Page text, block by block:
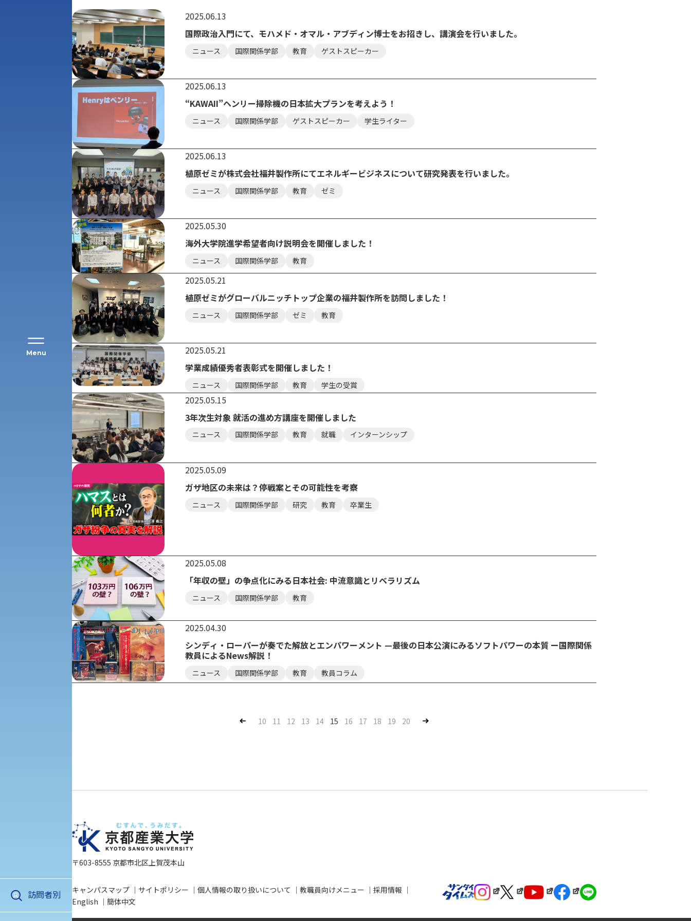
Menu
アクセス
一般選抜入試［中期日程］
共通テスト利用入試[前期][後期]
科目等履修生・聴講生募集
外国人留学生の入学
キャンパス・施設の見学について
社会安全・警察学研究所
の方へ 学外機関向け
訪問者別
アクセス
資料請求 お問い合わせ
2025.06.13
国際政治入門にて、モハメド・オマル・アブディン博士をお招きし、講演会を行いました。
ニュース 国際関係学部 教育 ゲストスピーカー
2025.06.13
“KAWAII”ヘンリー掃除機の日本拡大プランを考えよう！
ニュース 国際関係学部 ゲストスピーカー 学生ライター
2025.06.13
植原ゼミが株式会社福井製作所にてエネルギービジネスについて研究発表を行いました。
ニュース 国際関係学部 教育 ゼミ
2025.05.30
海外大学院進学希望者向け説明会を開催しました！
ニュース 国際関係学部 教育
2025.05.21
植原ゼミがグローバルニッチトップ企業の福井製作所を訪問しました！
ニュース 国際関係学部 ゼミ 教育
2025.05.21
学業成績優秀者表彰式を開催しました！
ニュース 国際関係学部 教育 学生の受賞
2025.05.15
3年次生対象 就活の進め方講座を開催しました
ニュース 国際関係学部 教育 就職 インターンシップ
2025.05.09
ガザ地区の未来は？停戦案とその可能性を考察
ニュース 国際関係学部 研究 教育 卒業生
2025.05.08
「年収の壁」の争点化にみる日本社会: 中流意識とリベラリズム
ニュース 国際関係学部 教育
2025.04.30
シンディ・ローパーが奏でた解放とエンパワーメント —最後の日本公演にみるソフトパワーの本質 ー国際関係
教員によるNews解説！
ニュース 国際関係学部 教育 教員コラム
Pre 10 11 12 13 14 15 16 17 18 19 20 Nex
〒603-8555 京都市北区上賀茂本山
キャンパスマップ サイトポリシー 個人情報の取り扱いについて 教職員向けメニュー
採用情報
English
簡体中文